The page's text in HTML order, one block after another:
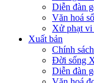
Diễn đàn
Văn hoá số
Xử phạt vi
Xuất bản
Chính
Đời sống
Diễn đàn